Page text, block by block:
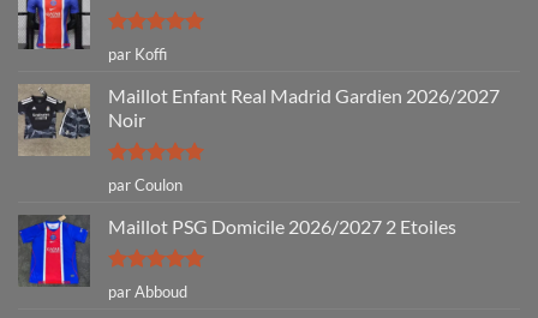
Note5sur
5
par Koffi
Maillot Enfant Real Madrid Gardien 2026/2027
Noir
Note5sur
5
par Coulon
Maillot PSG Domicile 2026/2027 2 Etoiles
Note5sur
5
par Abboud